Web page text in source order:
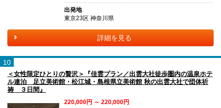
出発地
東京23区 神奈川県
詳細を見る
10
＜女性限定ひとりの贅沢＞『佳雲プラン／出雲大社徒歩圏内の温泉ホテ
ル連泊 足立美術館・松江城・島根県立美術館 秋の出雲大社で団体祈
祷 ３日間』
220,000円 ～ 220,000円